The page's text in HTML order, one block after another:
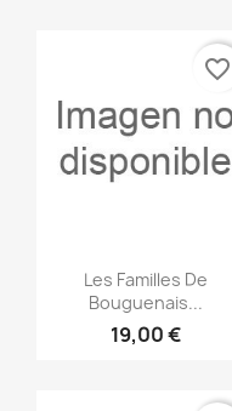
Vista rápida
Les Familles De
Bouguenais...
19,00 €
favorite_border